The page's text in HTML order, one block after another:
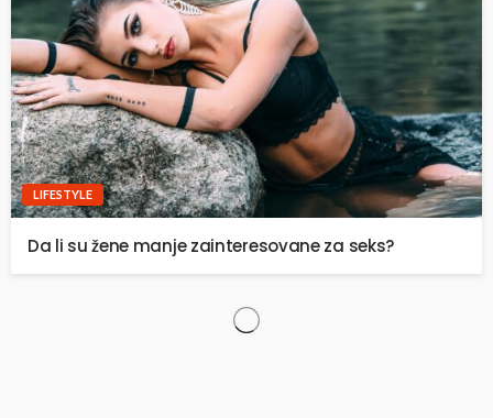
LIFESTYLE
Da li su žene manje zainteresovane za seks?